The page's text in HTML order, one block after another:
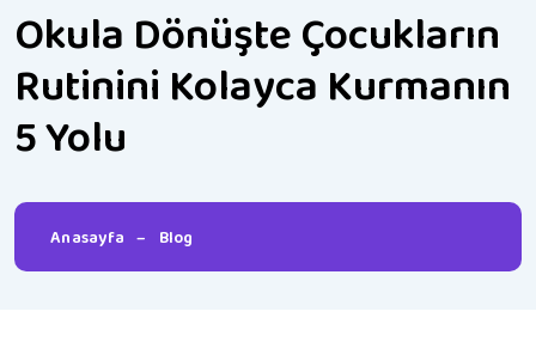
Okula Dönüşte Çocukların
Rutinini Kolayca Kurmanın
5 Yolu
Anasayfa – Blog